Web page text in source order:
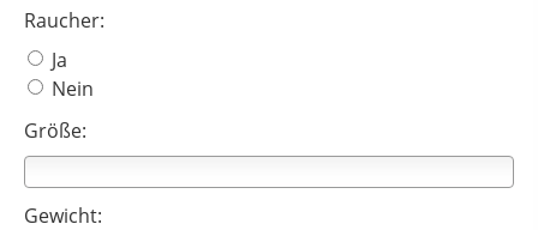
Raucher:
Ja
Nein
Größe:
Gewicht: